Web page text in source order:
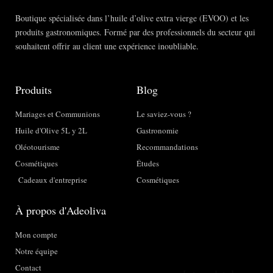
rgad
a, te
dan
Boutique spécialisée dans l’huile d’olive extra vierge (EVOO) et les
produits gastronomiques. Formé par des professionnels du secteur qui
souhaitent offrir au client une expérience inoubliable.
Produits
Mariages et Communions
Huile d'Olive 5L y 2L
Oléotourisme
Cosmétiques
Cadeaux d'entreprise
Blog
Le saviez-vous ?
Gastronomie
Recommandations
Études
Cosmétiques
À propos d'Adeoliva
Mon compte
Notre équipe
Contact